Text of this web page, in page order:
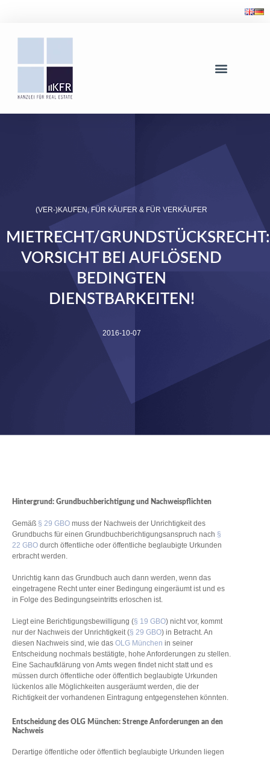
(VER-)KAUFEN, FÜR KÄUFER & FÜR VERKÄUFER
MIETRECHT/GRUNDSTÜCKSRECHT:
VORSICHT BEI AUFLÖSEND
BEDINGTEN
DIENSTBARKEITEN!
2016-10-07
Hintergrund: Grundbuchberichtigung und Nachweispflichten
Gemäß § 29 GBO muss der Nachweis der Unrichtigkeit des
Grundbuchs für einen Grundbuchberichtigungsanspruch nach §
22 GBO durch öffentliche oder öffentliche beglaubigte Urkunden
erbracht werden.
Unrichtig kann das Grundbuch auch dann werden, wenn das
eingetragene Recht unter einer Bedingung eingeräumt ist und es
in Folge des Bedingungseintritts erloschen ist.
Liegt eine Berichtigungsbewilligung (§ 19 GBO) nicht vor, kommt
nur der Nachweis der Unrichtigkeit (§ 29 GBO) in Betracht. An
diesen Nachweis sind, wie das OLG München in seiner
Entscheidung nochmals bestätigte, hohe Anforderungen zu stellen.
Eine Sachaufklärung von Amts wegen findet nicht statt und es
müssen durch öffentliche oder öffentlich beglaubigte Urkunden
lückenlos alle Möglichkeiten ausgeräumt werden, die der
Richtigkeit der vorhandenen Eintragung entgegenstehen könnten.
Entscheidung des OLG München: Strenge Anforderungen an den
Nachweis
Derartige öffentliche oder öffentlich beglaubigte Urkunden liegen